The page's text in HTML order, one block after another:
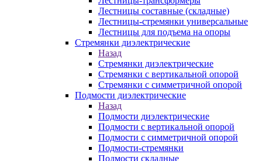
Лестницы составные (складные)
Лестницы-стремянки универсальные
Лестницы для подъема на опоры
Стремянки диэлектрические
Назад
Стремянки диэлектрические
Стремянки с вертикальной опорой
Стремянки с симметричной опорой
Подмости диэлектрические
Назад
Подмости диэлектрические
Подмости с вертикальной опорой
Подмости с симметричной опорой
Подмости-стремянки
Подмости складные